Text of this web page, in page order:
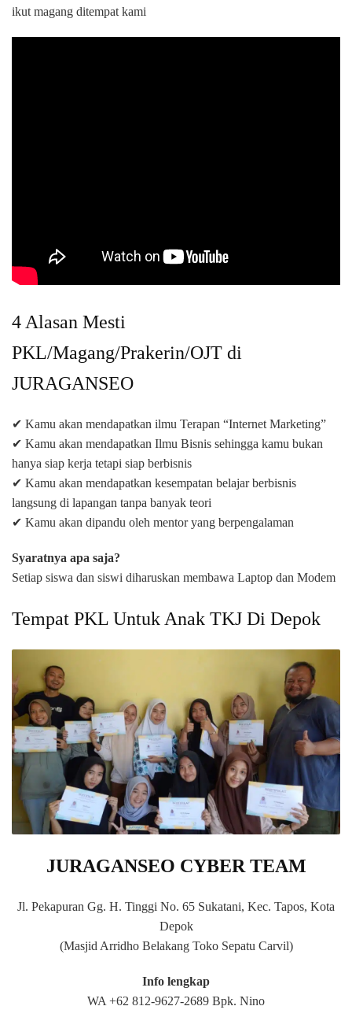
ikut magang ditempat kami
4 Alasan Mesti
PKL/Magang/Prakerin/OJT di
JURAGANSEO
✔ Kamu akan mendapatkan ilmu Terapan “Internet Marketing”
✔ Kamu akan mendapatkan Ilmu Bisnis sehingga kamu bukan
hanya siap kerja tetapi siap berbisnis
✔ Kamu akan mendapatkan kesempatan belajar berbisnis
langsung di lapangan tanpa banyak teori
✔ Kamu akan dipandu oleh mentor yang berpengalaman
Syaratnya apa saja?
Setiap siswa dan siswi diharuskan membawa Laptop dan Modem
Tempat PKL Untuk Anak TKJ Di Depok
JURAGANSEO CYBER TEAM
Jl. Pekapuran Gg. H. Tinggi No. 65 Sukatani, Kec. Tapos, Kota
Depok
(Masjid Arridho Belakang Toko Sepatu Carvil)
Info lengkap
WA +62 812-9627-2689 Bpk. Nino